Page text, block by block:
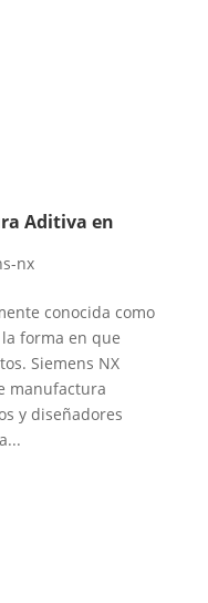
Aditiva en
nx
conocida como
forma en que
Siemens NX
manufactura
y diseñadores